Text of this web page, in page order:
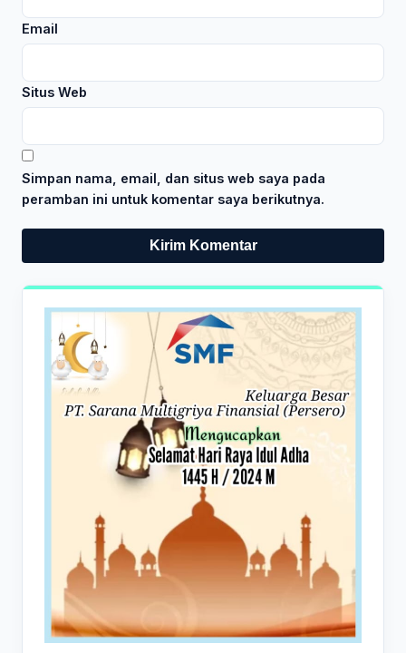
Email
Situs Web
Simpan nama, email, dan situs web saya pada
peramban ini untuk komentar saya berikutnya.